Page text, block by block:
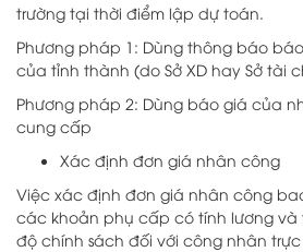
trường tại thời điểm lập dự toán.
Phương pháp 1: Dùng thông báo
của tỉnh thành (do Sở XD hay Sở tài
Phương pháp 2: Dùng báo giá của
cung cấp
Xác định đơn giá nhân công
Việc xác định đơn giá nhân công
các khoản phụ cấp có tính lương và
độ chính sách đối với công nhân